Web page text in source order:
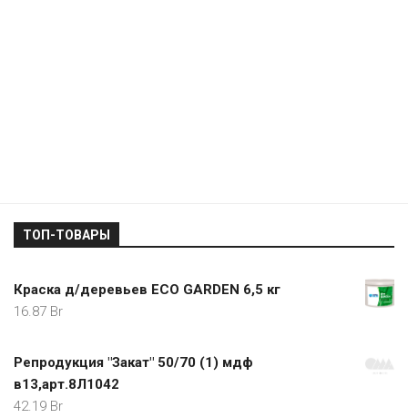
ТОП-ТОВАРЫ
Краска д/деревьев ECO GARDEN 6,5 кг
16.87 Br
Репродукция "Закат" 50/70 (1) мдф
в13,арт.8Л1042
42.19 Br